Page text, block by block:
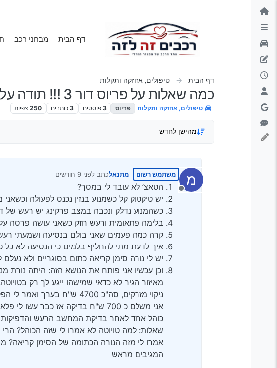
דילוג לתוכן
דף הבית מבחני רכב
דף הבית טיפולים, אחזקה ותקלות
כמה שאלות על פריוס דור 3 !!! תודה על תגובות...
טיפולים, אחזקה ותקלות פריוס 3 פוסטים 3 כותבים 250 צפיות
מהישן לחדש
מ
מנותק
משתמש רשום מתנאלכתב לפני 9 חודשים
נערך לאחרונה על ידי
הטאצ’ לא עובד לי במסך?
יש טיקטוק קל כשמנוע בנזין נכנס לפעולה
כשהמנוע נדלק ונכבה במצב פרקינג יש רעש של
בלימה פתאומית ורעש חזק כשאני עושה פרסה על
קרה כמה פעמים שאני בולם בנסיעה ושמעתי רעש
איך לדעת מתי להחליף בלמים כי הנסיעה לא כל
יש לי נורה סימן קריאה כתום בסוגריים ולא נעלם
וכן עכשיו אני פותח את הנושא הזה: היתה נורת
ניקוי מזרקים, סה"כ 4700
אני משלם כ 700 ש"ח בדיקה אז כבר
כוהל אחד לאחר בדיקת המחשב הרעש והדפיקות
שאלות: למה טויוטה לא אמרו לי שזה הכוהל?
אמרו לי מזה הנורה הכתומה של הסימן קריאה?
המגיבים מראש